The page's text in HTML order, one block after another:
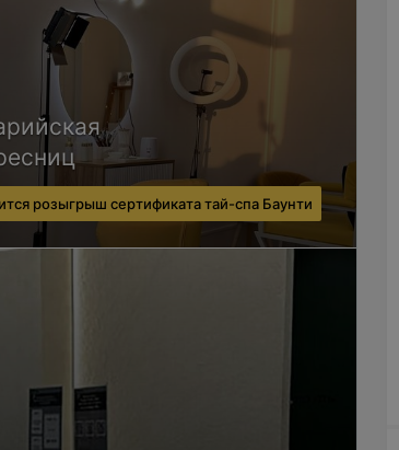
розыгрыш сертификата тай-спа Баунти